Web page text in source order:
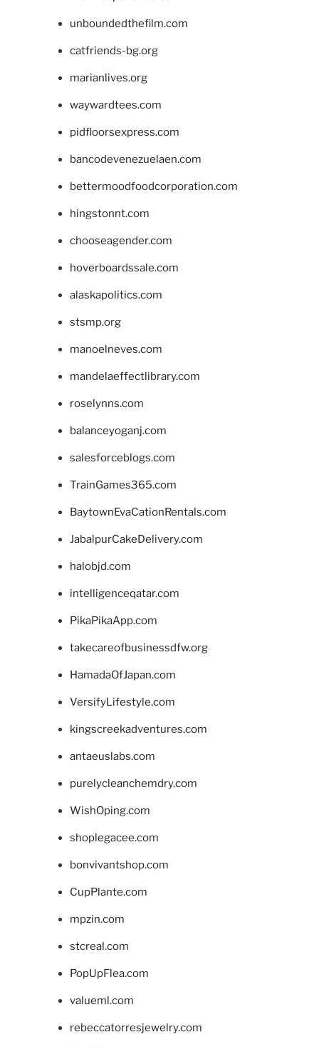
unboundedthefilm.com
catfriends-bg.org
marianlives.org
waywardtees.com
pidfloorsexpress.com
bancodevenezuelaen.com
bettermoodfoodcorporation.com
hingstonnt.com
chooseagender.com
hoverboardssale.com
alaskapolitics.com
stsmp.org
manoelneves.com
mandelaeffectlibrary.com
roselynns.com
balanceyoganj.com
salesforceblogs.com
TrainGames365.com
BaytownEvaCationRentals.com
JabalpurCakeDelivery.com
halobjd.com
intelligenceqatar.com
PikaPikaApp.com
takecareofbusinessdfw.org
HamadaOfJapan.com
VersifyLifestyle.com
kingscreekadventures.com
antaeuslabs.com
purelycleanchemdry.com
WishOping.com
shoplegacee.com
bonvivantshop.com
CupPlante.com
mpzin.com
stcreal.com
PopUpFlea.com
valueml.com
rebeccatorresjewelry.com